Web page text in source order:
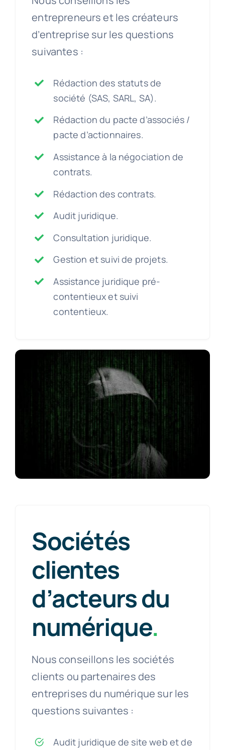
entrepreneurs et les créateurs
d’entreprise sur les questions
suivantes :
Rédaction des statuts de
société (SAS, SARL, SA).
Rédaction du pacte d’associés /
pacte d’actionnaires.
Assistance à la négociation de
contrats.
Rédaction des contrats.
Audit juridique.
Consultation juridique.
Gestion et suivi de projets.
Assistance juridique pré-
contentieux et suivi
contentieux.
Sociétés
clientes
d’acteurs du
numérique.
Nous conseillons les sociétés
clients ou partenaires des
entreprises du numérique sur les
questions suivantes :
Audit juridique de site web et de